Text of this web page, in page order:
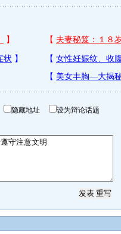
隐藏地址 设为辩论话题